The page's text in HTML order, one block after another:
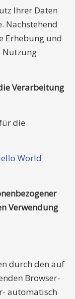
Ihrer Daten
Nachstehend
Erhebung und
Nutzung
Verarbeitung
die
World
Verwendung
durch den auf
Browser-
automatisch